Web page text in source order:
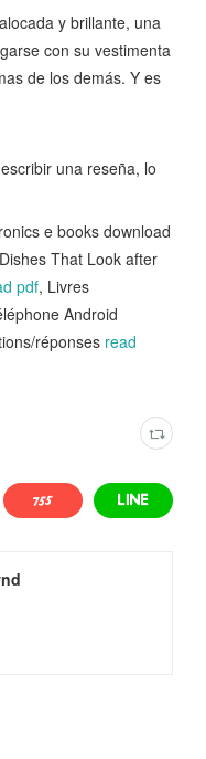
y brillante, una
con su vestimenta
de los demás. Y es
una reseña, lo
e books download
That Look after
pdf, Livres
Android
réponses read